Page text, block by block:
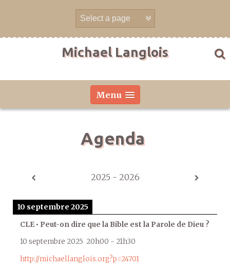
Michael Langlois
Menu
Agenda
2025 - 2026
10 septembre 2025
CLE • Peut-on dire que la Bible est la Parole de Dieu ?
10 septembre 2025 20h00 - 21h30
http://michaellanglois.org?p=24701